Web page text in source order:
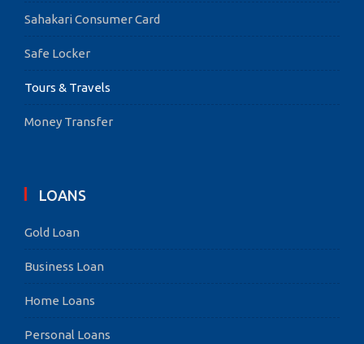
Sahakari Consumer Card
Safe Locker
Tours & Travels
Money Transfer
LOANS
Gold Loan
Business Loan
Home Loans
Personal Loans